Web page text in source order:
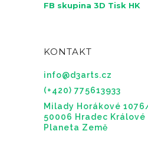
FB skupina 3D Tisk HK
KONTAKT
info@d3arts.cz
(+420) 775613933
Milady Horákové
50006 Hradec Králové
Planeta Země